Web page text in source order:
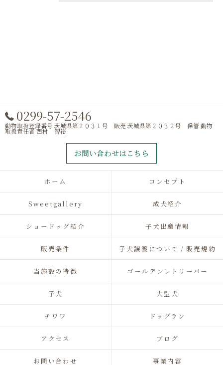
0299-57-2546
動物取扱登録番号 茨城県第２０３１号 販売 茨城県第２０３２号 保管 動物
取扱責任者 西村 智裕
お問い合わせはこちら
ホーム コンセプト
Sweetgallery 成犬紹介
ショードッグ紹介 子犬出産情報
販売条件 子犬譲渡について / 販売規約
当施設の特徴 ゴールデンレトリーバー
子犬 大型犬
チワワ ドッグラン
アクセス ブログ
お問い合わせ 事業内容